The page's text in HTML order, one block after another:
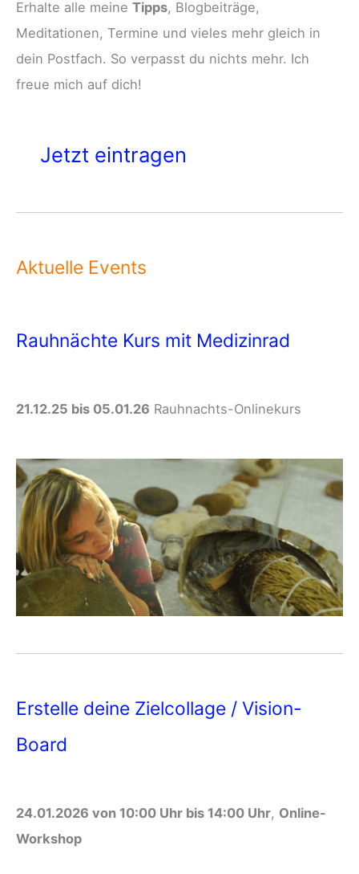
Erhalte alle meine Tipps, Blogbeiträge,
Meditationen, Termine und vieles mehr gleich in
dein Postfach. So verpasst du nichts mehr. Ich
freue mich auf dich!
Jetzt eintragen
Aktuelle Events
Rauhnächte Kurs mit Medizinrad
21.12.25 bis 05.01.26 Rauhnachts-Onlinekurs
Erstelle deine Zielcollage / Vision-
Board
24.01.2026 von 10:00 Uhr bis 14:00 Uhr, Online-
Workshop